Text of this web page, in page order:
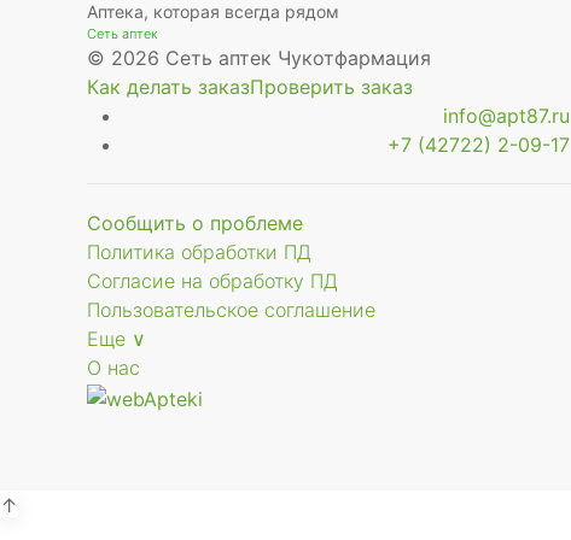
Аптека, которая всегда рядом
Сеть аптек
© 2026 Сеть аптек Чукотфармация
Как делать заказПроверить заказ
info@apt87.ru
+7 (42722) 2-09-17
Сообщить о проблеме
Политика обработки ПД
Согласие на обработку ПД
Пользовательское соглашение
Еще ∨
О нас
↑